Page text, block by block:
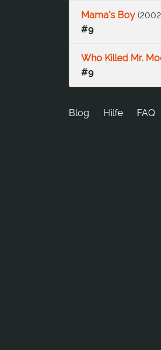
Mama's Boy (2002
#9
Who Killed Mr.
#9
Blog Hilfe FAQ